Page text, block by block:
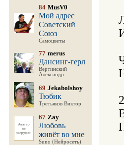
84 MusV0
Мой адрес
Советский
Союз
Самоцветы
77 merus
Дансинг-герл
Вертинский
Александр
69 Jekabolshoy
Тюбик
Третьяков Виктор
67 Zay
Любовь
живёт во мне
Suno (Нейросеть)